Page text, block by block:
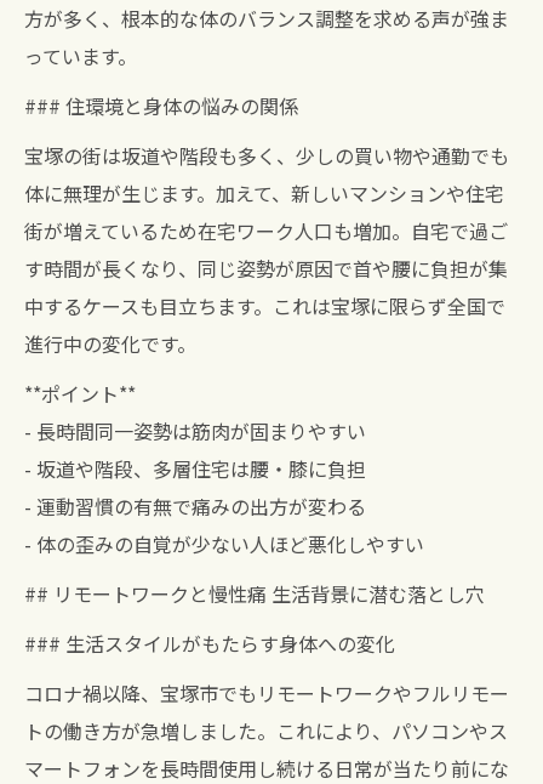
方が多く、根本的な体のバランス調整を求める声が強ま
っています。
### 住環境と身体の悩みの関係
宝塚の街は坂道や階段も多く、少しの買い物や通勤でも
体に無理が生じます。加えて、新しいマンションや住宅
街が増えているため在宅ワーク人口も増加。自宅で過ご
す時間が長くなり、同じ姿勢が原因で首や腰に負担が集
中するケースも目立ちます。これは宝塚に限らず全国で
進行中の変化です。
**ポイント**
- 長時間同一姿勢は筋肉が固まりやすい
- 坂道や階段、多層住宅は腰・膝に負担
- 運動習慣の有無で痛みの出方が変わる
- 体の歪みの自覚が少ない人ほど悪化しやすい
## リモートワークと慢性痛 生活背景に潜む落とし穴
### 生活スタイルがもたらす身体への変化
コロナ禍以降、宝塚市でもリモートワークやフルリモー
トの働き方が急増しました。これにより、パソコンやス
マートフォンを長時間使用し続ける日常が当たり前にな